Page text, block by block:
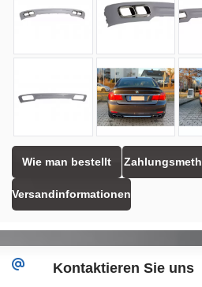
Wie man bestellt
Versandinformationen
Kontaktieren Sie uns